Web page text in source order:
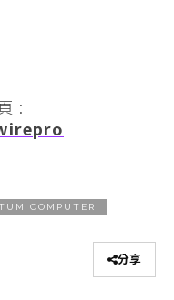
:
COMPUTER
分享